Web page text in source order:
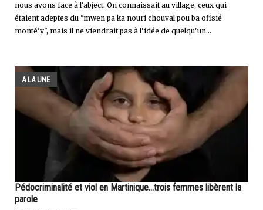
nous avons face à l'abject. On connaissait au village, ceux qui
étaient adeptes du "mwen pa ka nouri chouval pou ba ofisié
monté’y", mais il ne viendrait pas à l'idée de quelqu'un...
A LA UNE
Pédocriminalité et viol en Martinique...trois femmes libèrent la
parole